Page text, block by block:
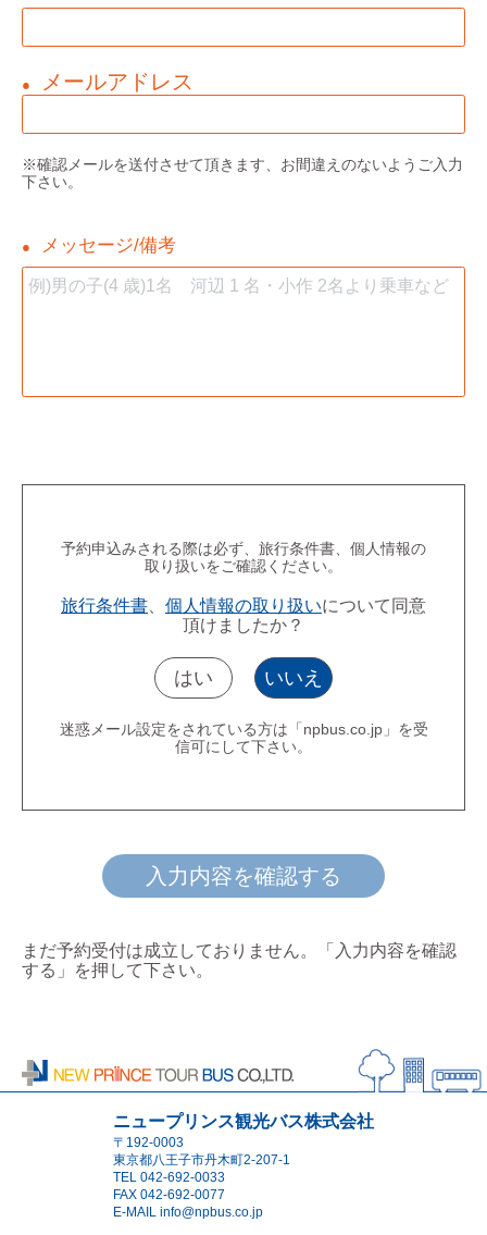
● メールアドレス
※確認メールを送付させて頂きます、お間違えのないようご入力
下さい。
● メッセージ/備考
予約申込みされる際は必ず、旅行条件書、個人情報の
取り扱いをご確認ください。
旅行条件書 個人情報の取り扱いについて同意
頂けましたか？
はい いいえ
迷惑メール設定をされている方は「npbus.co.jp」を受
信可にして下さい。
入力内容を確認する
まだ予約受付は成立しておりません。「入力内容を確認
する」を押して下さい。
ニュープリンス観光バス株式会社
〒192-0003
東京都八王子市丹木町2-207-1
TEL 042-692-0033
FAX 042-692-0077
E-MAIL info@npbus.co.jp